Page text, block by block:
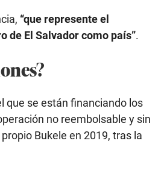
“que represente el
de El Salvador como país”.
que se están financiando los
no reembolsable y sin
Bukele en 2019, tras la